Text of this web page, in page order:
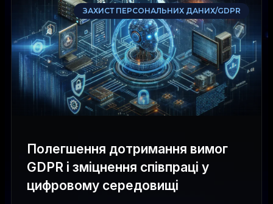
ЗАХИСТ ПЕРСОНАЛЬНИХ ДАНИХ/GDPR
Полегшення дотримання вимог
GDPR і зміцнення співпраці у
цифровому середовищі